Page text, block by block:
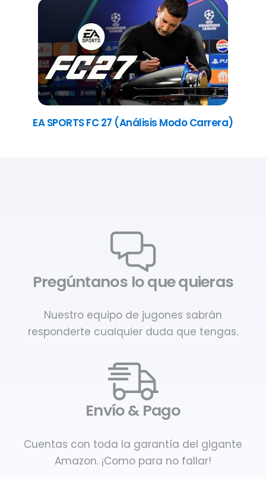
EA SPORTS FC 27 (Análisis Modo Carrera)
Pregúntanos lo que quieras
Nuestro equipo de jugones sabrán
responderte cualquier duda que tengas.
Envío & Pago
Cuentas con toda la garantía del gigante
Amazon. ¡Como para no fallar!